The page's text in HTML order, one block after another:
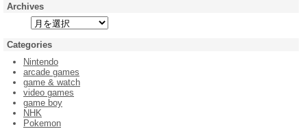
Archives
Categories
Nintendo
arcade games
game & watch
video games
game boy
NHK
Pokemon